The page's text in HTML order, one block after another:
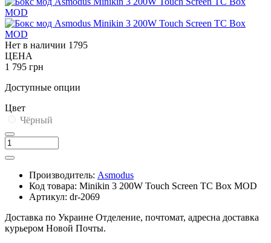
Нет в наличии 1795
ЦЕНА
1 795 грн
Доступные опции
Цвет
Чёрный
Производитель: Asmodus
Код товара: Minikin 3 200W Touch Screen TC Box MOD
Артикул: dr-2069
Доставка по Украине Отделение, почтомат, адресна доставка
курьером Новой Почты.